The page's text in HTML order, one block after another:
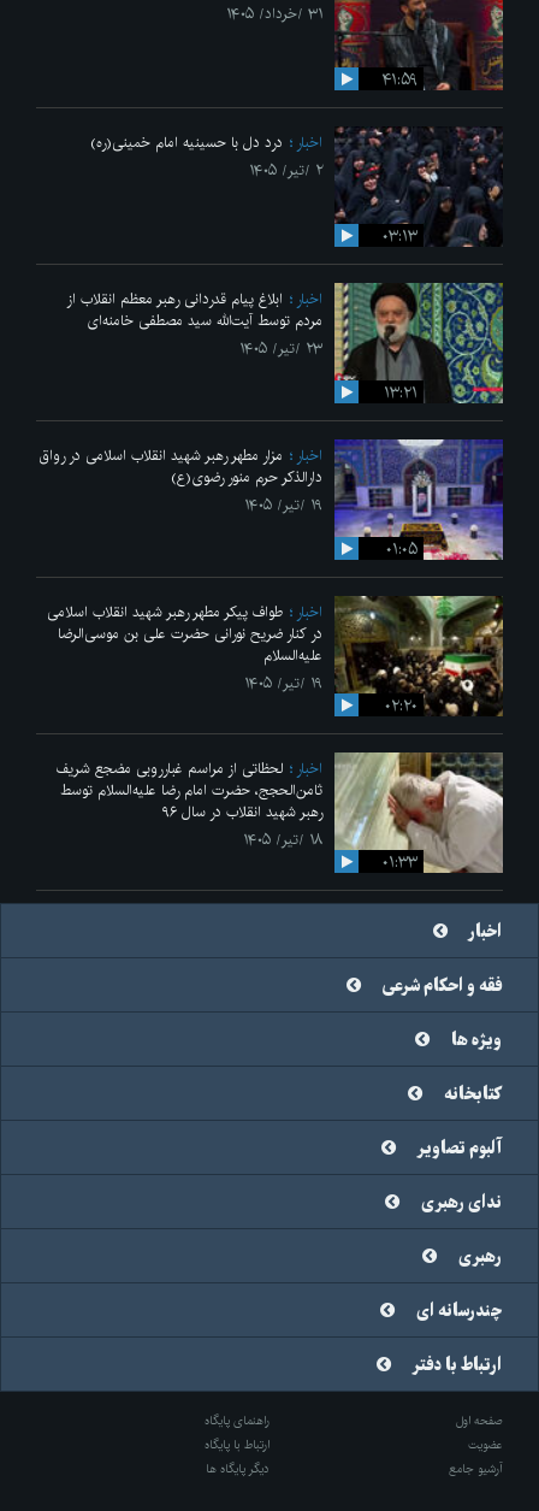
۴۱:۵۹
۳۱ /خرداد/ ۱۴۰۵
۰۳:۱۳
اخبار
درد دل با حسینیه امام خمینی(ره)
۲ /تیر/ ۱۴۰۵
۱۳:۲۱
اخبار
ابلاغ پیام قدردانی رهبر معظم انقلاب از
مردم توسط آیت‌الله سید مصطفی خامنه‌ای
۲۳ /تیر/ ۱۴۰۵
۰۱:۰۵
اخبار
مزار مطهر رهبر شهید انقلاب اسلامی در رواق
دارالذکر حرم منور رضوی(ع)
۱۹ /تیر/ ۱۴۰۵
۰۲:۲۰
اخبار
طواف پیکر مطهر رهبر شهید انقلاب اسلامی
در کنار ضریح نورانی حضرت علی‌ بن موسی‌الرضا
علیه‌السلام
۱۹ /تیر/ ۱۴۰۵
۰۱:۳۳
اخبار
لحظاتی از مراسم غبارروبی مضجع شریف
ثامن‌الحجج، حضرت امام رضا علیه‌السلام توسط
رهبر شهید انقلاب در سال ۹۶
۱۸ /تیر/ ۱۴۰۵
اخبار
فقه و احکام شرعی
ویژه ها
کتابخانه
آلبوم تصاویر
ندای رهبری
رهبری
چندرسانه ای
ارتباط با دفتر
صفحه اول
راهنمای پایگاه
عضویت
ارتباط با پایگاه
آرشیو جامع
دیگر پایگاه ها